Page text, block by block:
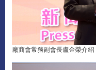
廠商會常務副會長盧金榮介